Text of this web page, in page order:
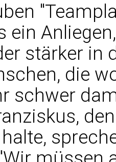
ein
stärker in
die
schwer